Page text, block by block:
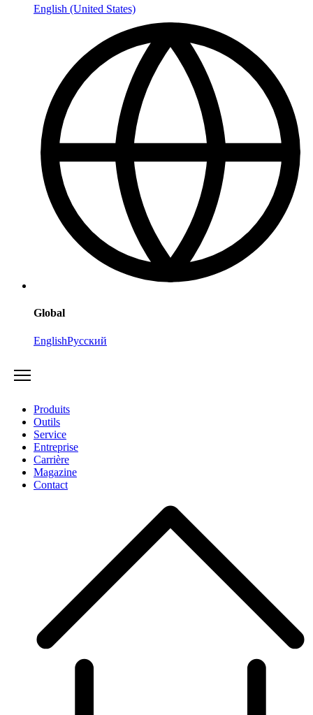
English (United States)
Global
EnglishРусский
Produits
Outils
Service
Entreprise
Carrière
Magazine
Contact